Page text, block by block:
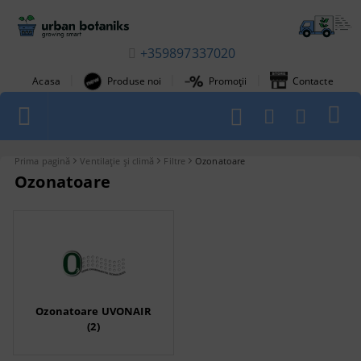
+359897337020
Acasa Produse noi Promoții Contacte
Prima pagină Ventilație și climă Filtre Ozonatoare
Ozonatoare
Ozonatoare UVONAIR
(2)